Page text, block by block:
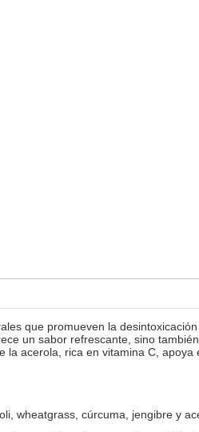
que promueven la
un sabor refrescante, sino
acerola, rica en vitamina C,
wheatgrass, cúrcuma, jengibre y